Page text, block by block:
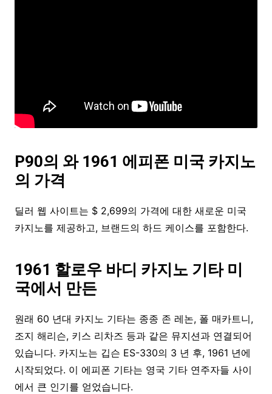
P90의 와 1961 에피폰 미국 카지노
의 가격
딜러 웹 사이트는 $ 2,699의 가격에 대한 새로운 미국
카지노를 제공하고, 브랜드의 하드 케이스를 포함한다.
1961 할로우 바디 카지노 기타 미
국에서 만든
원래 60 년대 카지노 기타는 종종 존 레논, 폴 매카트니,
조지 해리슨, 키스 리차즈 등과 같은 뮤지션과 연결되어
있습니다. 카지노는 깁슨 ES-330의 3 년 후, 1961 년에
시작되었다. 이 에피폰 기타는 영국 기타 연주자들 사이
에서 큰 인기를 얻었습니다.